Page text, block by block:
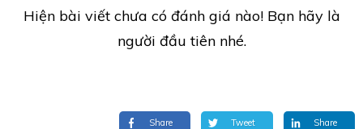
Hiện bài viết chưa có đánh giá nào! Bạn hãy là
người đầu tiên nhé.
Share Tweet Share